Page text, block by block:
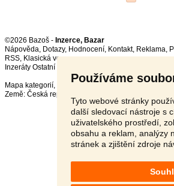
Používáme
Tyto webové stránky
další sledovací nástroje s
uživatelského prostředí,
obsahu a reklam, analýzy
stránek a zjištění zdroje
©2026 Bazoš - Inzerce, Bazar
Nápověda, Dotazy, Hodnocení, Kontakt, Reklama,
RSS,
Inzeráty Ostatní celkem:
Mapa kategorií,
Země: Česká republika